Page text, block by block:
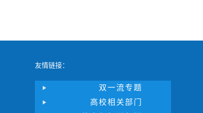
友情链接：
双一流专题
高校相关部门